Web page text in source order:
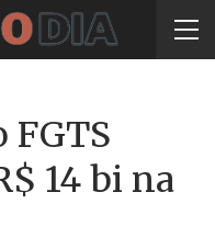
FGTS
14 bi na